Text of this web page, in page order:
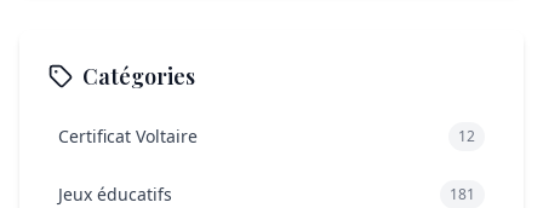
Catégories
Certificat Voltaire 12
Jeux éducatifs 181